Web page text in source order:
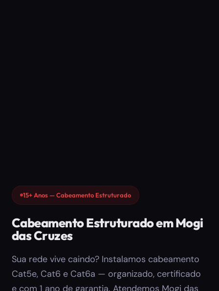
15+ Anos — Cabeamento Estruturado
Cabeamento Estruturado em Mogi
das Cruzes
Sua rede vive caindo? Instalamos cabeamento
Cat5e, Cat6 e Cat6a — organizado, certificado
e com 1 ano de garantia. Atendemos Mogi das